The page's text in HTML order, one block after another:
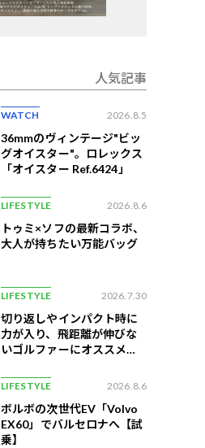
人気記事
WATCH 2026.8.5
36mmのヴィンテージ"ビッ
グオイスター"。ロレックス
「オイスター Ref.6424」
LIFESTYLE 2026.8.6
トゥミ×ソフの最新コラボ、
大人が持ちたい万能バッグ
LIFESTYLE 2026.7.30
切り返しやインパクト時に
力が入り、飛距離が伸びな
いゴルファーにオススメの
LIFESTYLE 2026.8.6
ボルボの次世代EV「Volvo
EX60」でバルセロナへ【試
乗】